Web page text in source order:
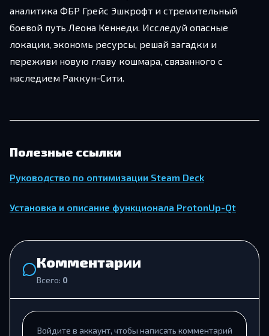
аналитика ФБР Грейс Эшкрофт и стремительный
боевой путь Леона Кеннеди. Исследуй опасные
локации, экономь ресурсы, решай загадки и
переживи новую главу кошмара, связанного с
наследием Раккун-Сити.
Полезные ссылки
Руководство по оптимизации Steam Deck
Установка и описание функционала ProtonUp-Qt
Комментарии
Всего: 0
Войдите в аккаунт, чтобы написать комментарий